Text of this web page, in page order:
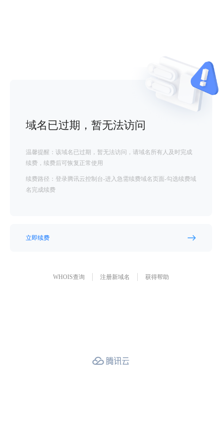
域名已过期，暂无法访问
温馨提醒：该域名已过期，暂无法访问，请域名所有人及时完成
续费，续费后可恢复正常使用
续费路径：登录腾讯云控制台-进入急需续费域名页面-勾选续费域
名完成续费
立即续费
WHOIS查询 注册新域名 获得帮助